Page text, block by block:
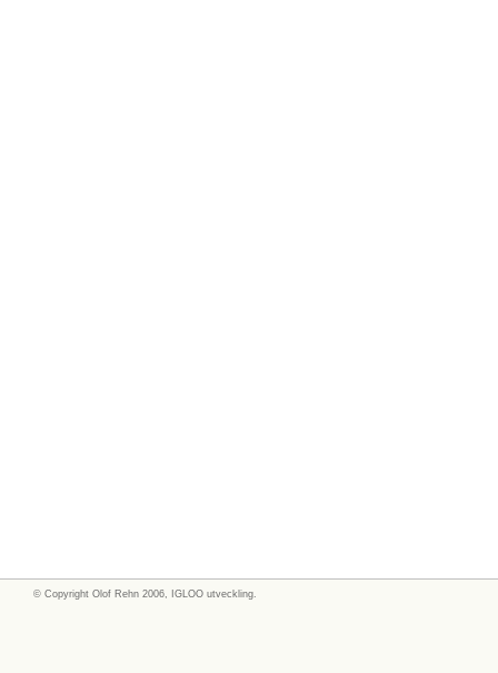
© Copyright Olof Rehn 2006, IGLOO utveckling.